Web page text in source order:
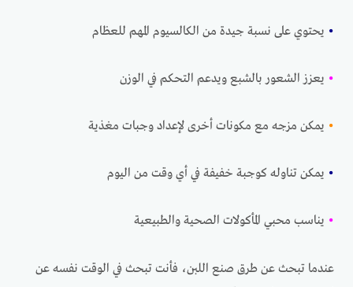
• يحتوي على نسبة جيدة من الكالسيوم المهم للعظام
• يعزز الشعور بالشبع ويدعم التحكم في الوزن
• يمكن مزجه مع مكونات أخرى لإعداد وجبات مغذية
• يمكن تناوله كوجبة خفيفة في أي وقت من اليوم
• يناسب محبي المأكولات الصحية والطبيعية
عندما تبحث عن طرق صنع اللبن، فأنت تبحث في الوقت نفسه عن